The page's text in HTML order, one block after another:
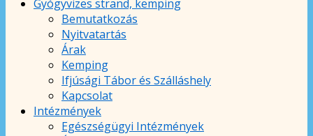
Gyógyvizes strand, kemping
Bemutatkozás
Nyitvatartás
Árak
Kemping
Ifjúsági Tábor és Szálláshely
Kapcsolat
Intézmények
Egészségügyi Intézmények